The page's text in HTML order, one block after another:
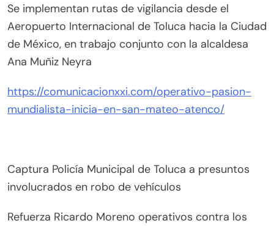
Se implementan rutas de vigilancia desde el
Aeropuerto Internacional de Toluca hacia la Ciudad
de México, en trabajo conjunto con la alcaldesa
Ana Muñiz Neyra
https://comunicacionxxi.com/operativo-pasion-
mundialista-inicia-en-san-mateo-atenco/
Captura Policía Municipal de Toluca a presuntos
involucrados en robo de vehículos
Refuerza Ricardo Moreno operativos contra los